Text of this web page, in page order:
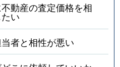
動産の査定価格を相
い
者と相性が悪い